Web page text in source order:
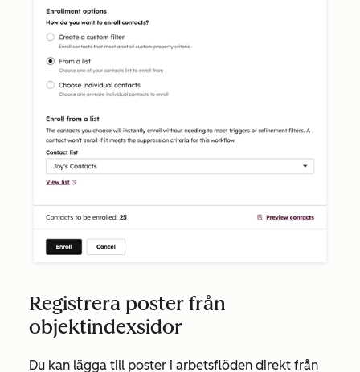
Registrera poster från
objektindexsidor
Du kan lägga till poster i arbetsflöden direkt från